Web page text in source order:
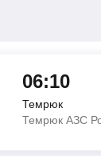
06:10
Темрюк
Темрюк АЗС